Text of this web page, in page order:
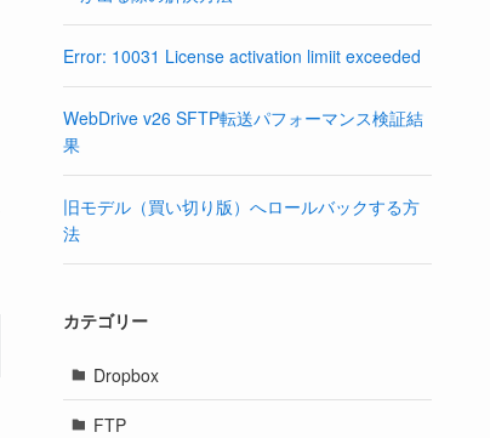
Error: 10031 License activation limiit exceeded
WebDrive v26 SFTP転送パフォーマンス検証結
果
旧モデル（買い切り版）へロールバックする方
法
カテゴリー
Dropbox
FTP